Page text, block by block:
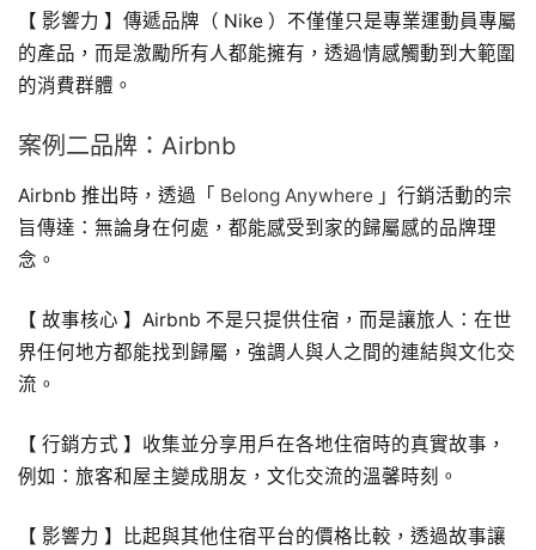
【 影響力 】傳遞品牌（ Nike ）不僅僅只是專業運動員專屬
的產品，而是激勵所有人都能擁有，透過情感觸動到大範圍
的消費群體。
案例二品牌：Airbnb
Airbnb 推出時，透過「 Belong Anywhere 」行銷活動的宗
旨傳達：無論身在何處，都能感受到家的歸屬感的品牌理
念。
【 故事核心 】Airbnb 不是只提供住宿，而是讓旅人：在世
界任何地方都能找到歸屬，強調人與人之間的連結與文化交
流。
【 行銷方式 】收集並分享用戶在各地住宿時的真實故事，
例如：旅客和屋主變成朋友，文化交流的溫馨時刻。
【 影響力 】比起與其他住宿平台的價格比較，透過故事讓